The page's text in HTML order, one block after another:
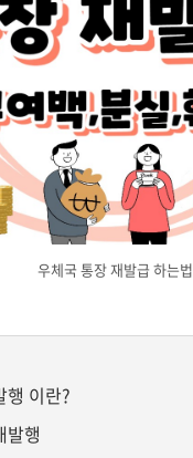
우체국 통장 재발급 하는법
행 이란?
발행